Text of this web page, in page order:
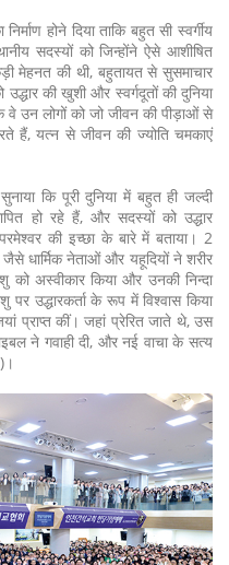
होने दिया ताकि बहुत सी स्वर्गीय
सदस्यों को जिन्होंने ऐसे आशीषित
मेहनत की थी, बहुतायत से सुसमाचार
की खुशी और स्वर्गदूतों की दुनिया
वे उन लोगों को जो जीवन की पीड़ाओं से
हैं, यत्न से जीवन की ज्योति चमकाएं
कि पूरी दुनिया में बहुत ही जल्दी
हो रहे हैं, और सदस्यों को उद्धार
की इच्छा के बारे में बताया। 2
धार्मिक नेताओं और यहूदियों ने शरीर
को अस्वीकार किया और उनकी निन्दा
उद्धारकर्ता के रूप में विश्वास किया
प्राप्त कीं। जहां प्रेरित जाते थे, उस
ने गवाही दी, और नई वाचा के सत्य